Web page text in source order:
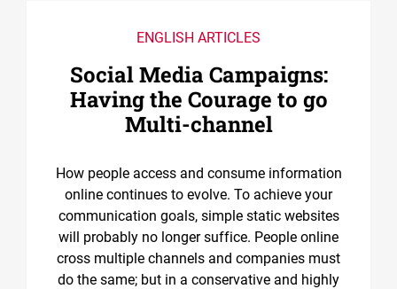
ENGLISH ARTICLES
Social Media Campaigns:
Having the Courage to go
Multi-channel
How people access and consume information
online continues to evolve. To achieve your
communication goals, simple static websites
will probably no longer suffice. People online
cross multiple channels and companies must
do the same; but in a conservative and highly